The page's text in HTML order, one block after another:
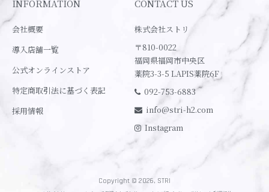
INFORMATION
会社概要
導入店舗一覧
公式オンラインストア
特定商取引法に基づく表記
採用情報
CONTACT US
株式会社ストリ
〒810-0022
福岡県福岡市中央区
薬院3-3-5 LAPIS薬院6F
092-753-6883
info@stri-h2.com
Instagram
Copyright © 2026, STRI